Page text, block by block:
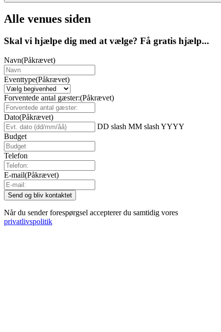
Alle venues siden
Skal vi hjælpe dig med at vælge? Få gratis hjælp...
Navn(Påkrævet)
Eventtype(Påkrævet)
Forventede antal gæster:(Påkrævet)
Dato(Påkrævet)
DD slash MM slash YYYY
Budget
Telefon
E-mail(Påkrævet)
Når du sender forespørgsel accepterer du samtidig vores
privatlivspolitik